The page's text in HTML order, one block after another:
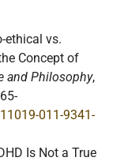
ethical vs.
Concept of
and Philosophy,
011-9341-
Is Not a True